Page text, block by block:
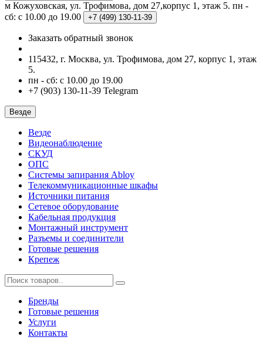
м Кожуховская, ул. Трофимова, дом 27,корпус 1, этаж 5. пн -
сб: с 10.00 до 19.00
+7 (499) 130-11-39
Заказать обратный звонок
115432, г. Москва, ул. Трофимова, дом 27, корпус 1, этаж
5.
пн - сб: с 10.00 до 19.00
+7 (903) 130-11-39 Telegram
Везде
Везде
Видеонаблюдение
СКУД
ОПС
Системы запирания Abloy
Телекоммуникационные шкафы
Источники питания
Сетевое оборудование
Кабельная продукция
Монтажный инструмент
Разъемы и соединители
Готовые решения
Крепеж
Бренды
Готовые решения
Услуги
Контакты